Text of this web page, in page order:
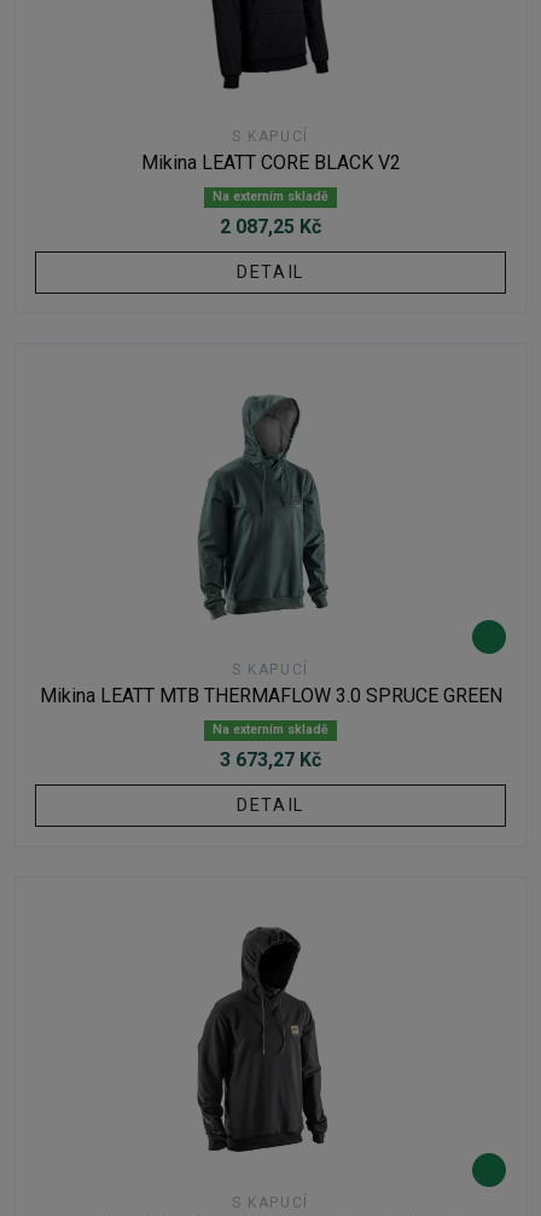
S KAPUCÍ
Mikina LEATT CORE BLACK V2
Na externím skladě
2 087,25 Kč
DETAIL
S KAPUCÍ
Mikina LEATT MTB THERMAFLOW 3.0 SPRUCE GREEN
Na externím skladě
3 673,27 Kč
DETAIL
S KAPUCÍ